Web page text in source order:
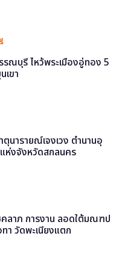
รณบุรี ไหว้พระเมืองอู่ทอง 5
เขา
ตุนารายณ์เจงเวง ตำนานอุ
ห่งจังหวัดสกลนคร
ลาภ การงาน ลอดใต้มณฑป
า วัดพะเนียงแตก